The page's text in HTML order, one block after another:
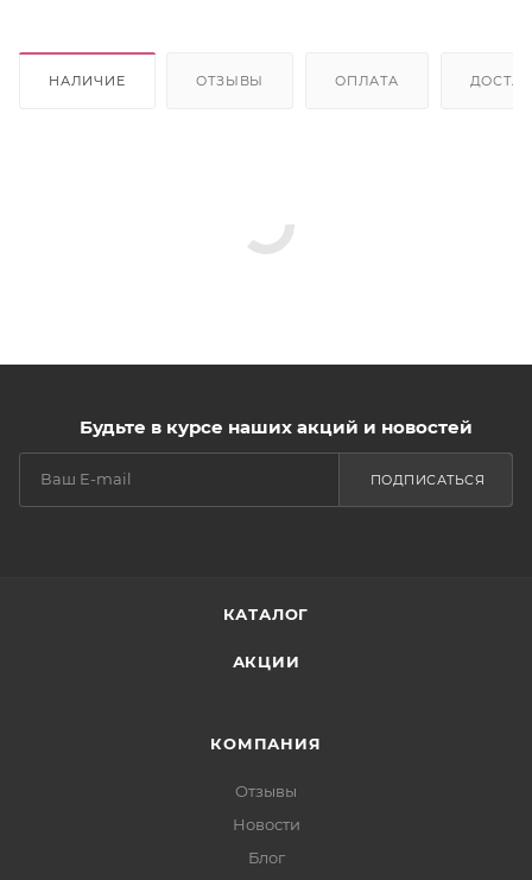
НАЛИЧИЕ ОТЗЫВЫ ОПЛАТА
Будьте в курсе наших акций и новостей
ПОДПИСАТЬСЯ
КАТАЛОГ
АКЦИИ
КОМПАНИЯ
Отзывы
Новости
Блог